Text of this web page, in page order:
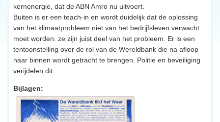
kernenergie, dat de ABN Amro nu uitvoert.
Buiten is er een teach-in en wordt duidelijk dat de oplossing
van het klimaatprobleem niet van het bedrijfsleven verwacht
moet worden: ze zijn juist deel van het probleem. Er is een
tentoonstelling over de rol van de Wereldbank die na afloop
naar binnen wordt getracht te brengen. Politie en beveiliging
verijdelen dit.
Bijlagen: